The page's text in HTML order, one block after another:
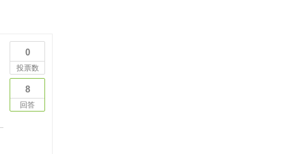
0
投票数
8
回答